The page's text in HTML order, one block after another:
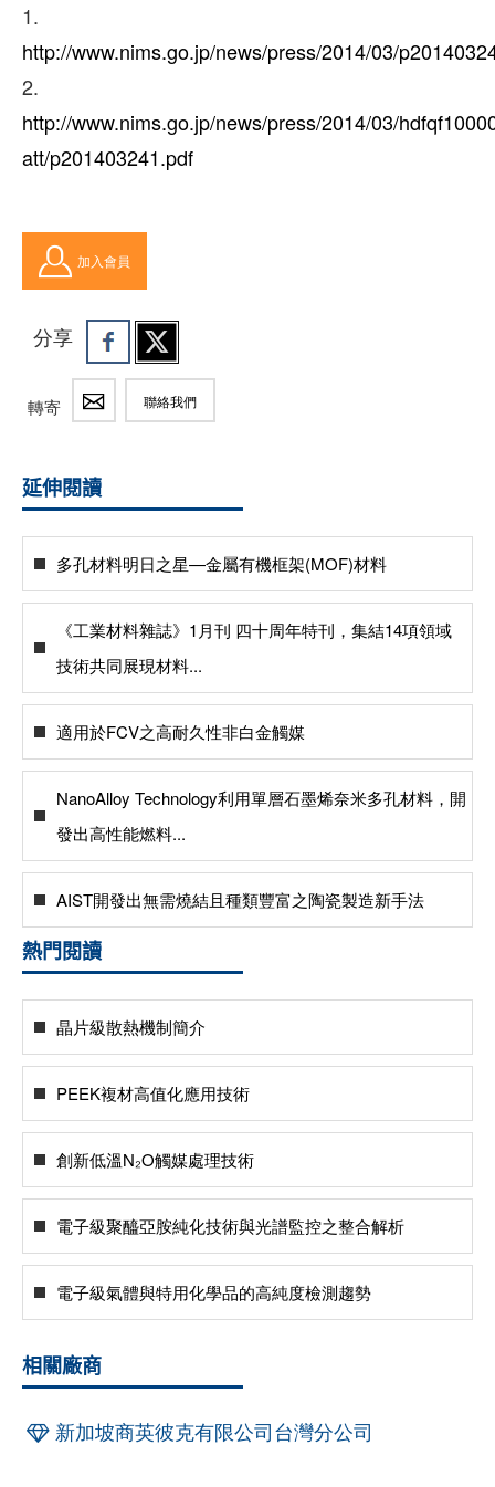
1.
http://www.nims.go.jp/news/press/2014/03/
2.
http://www.nims.go.jp/news/press/2014/03/
att/p201403241.pdf
加入會員
分享
轉寄 聯絡我們
延伸閱讀
多孔材料明日之星—金屬有機框架(MOF)材料
《工業材料雜誌》1月刊 四十周年特刊，集結14項領域
技術共同展現材料...
適用於FCV之高耐久性非白金觸媒
NanoAlloy Technology利用單層石墨烯奈米多孔材料，開
發出高性能燃料...
AIST開發出無需燒結且種類豐富之陶瓷製造新手法
熱門閱讀
晶片級散熱機制簡介
PEEK複材高值化應用技術
創新低溫N₂O觸媒處理技術
電子級聚醯亞胺純化技術與光譜監控之整合解析
電子級氣體與特用化學品的高純度檢測趨勢
相關廠商
新加坡商英彼克有限公司台灣分公司